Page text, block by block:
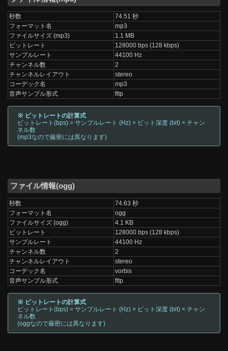
秒数
74.51 秒
フォーマット名
mp3
ファイルサイズ (mp3)
1.1 MB
ビットレート
128000 bps (128 kbps)
サンプルレート
44100 Hz
チャンネル数
2
チャンネルレイアウト
stereo
コーデック名
mp3
音声サンプル形式
fltp
※ ビットレートの計算式
ビットレート(bps) = サンプルレート (Hz) × ビット深度 (bit) × チャン
ネル数
(mp3なので厳密には異なります)
ファイル情報(ogg)
秒数
74.63 秒
フォーマット名
ogg
ファイルサイズ (ogg)
4.1 KB
ビットレート
128000 bps (128 kbps)
サンプルレート
44100 Hz
チャンネル数
2
チャンネルレイアウト
stereo
コーデック名
vorbis
音声サンプル形式
fltp
※ ビットレートの計算式
ビットレート(bps) = サンプルレート (Hz) × ビット深度 (bit) × チャン
ネル数
(oggなので厳密には異なります)